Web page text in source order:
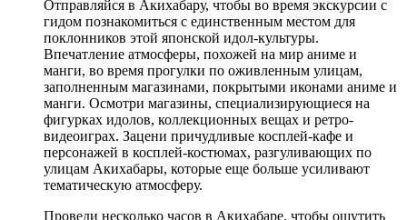
Отправляйся в Акихабару, чтобы во время экскурсии с
гидом познакомиться с единственным местом для
поклонников этой японской идол-культуры.
Впечатление атмосферы, похожей на мир аниме и
манги, во время прогулки по оживленным улицам,
заполненным магазинами, покрытыми иконами аниме и
манги. Осмотри магазины, специализирующиеся на
фигурках идолов, коллекционных вещах и ретро-
видеоиграх. Зацени причудливые косплей-кафе и
персонажей в косплей-костюмах, разгуливающих по
улицам Акихабары, которые еще больше усиливают
тематическую атмосферу.
Проведи несколько часов в Акихабаре, чтобы ощутить